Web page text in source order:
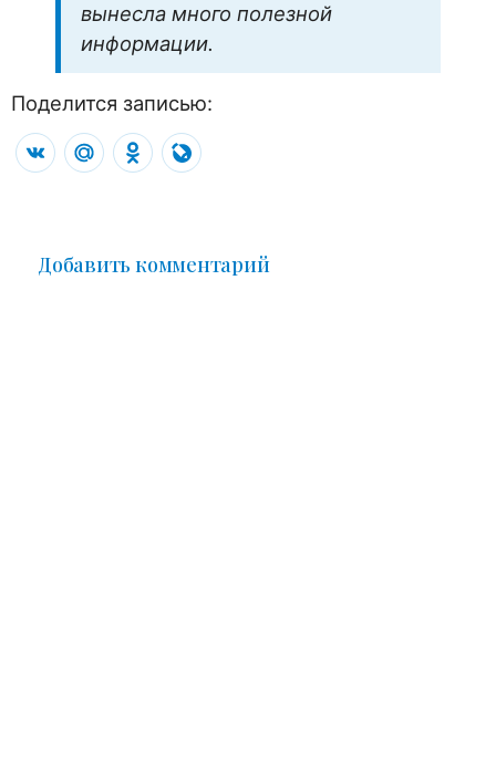
вынесла много полезной
информации.
Поделится записью:
VK Mail.RuOdnoklassniki
Добавить комментарий